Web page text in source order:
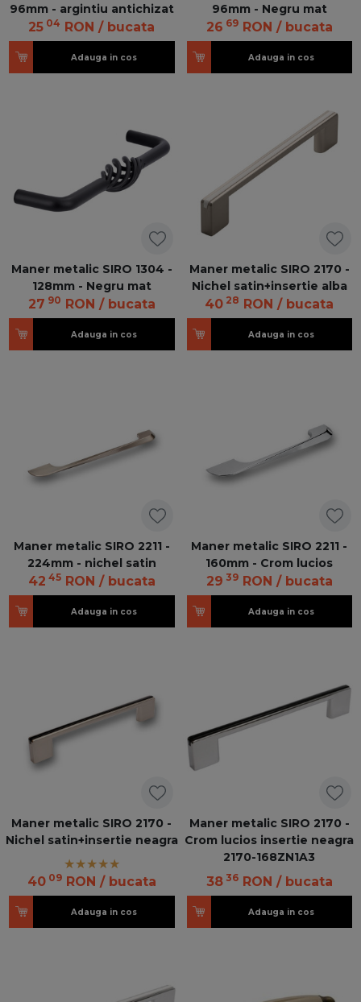
96mm - argintiu antichizat
25 04 RON / bucata
Adauga in cos
96mm - Negru mat
26 69 RON / bucata
Adauga in cos
Maner metalic SIRO 1304 -
128mm - Negru mat
27 90 RON / bucata
Adauga in cos
Maner metalic SIRO 2170 -
Nichel satin+insertie alba
40 28 RON / bucata
Adauga in cos
Maner metalic SIRO 2211 -
224mm - nichel satin
42 45 RON / bucata
Adauga in cos
Maner metalic SIRO 2211 -
160mm - Crom lucios
29 39 RON / bucata
Adauga in cos
Maner metalic SIRO 2170 -
Nichel satin+insertie neagra
4009 RON / bucata
Adauga in cos
Maner metalic SIRO 2170 -
Crom lucios insertie neagra
2170-168ZN1A3
38 36 RON / bucata
Adauga in cos